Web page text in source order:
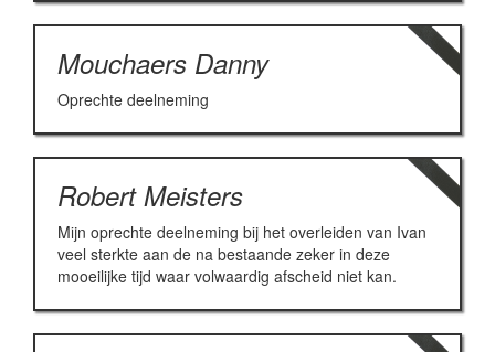
Mouchaers Danny
Oprechte deelneming
Robert Meisters
Mijn oprechte deelneming bij het overleiden van Ivan
veel sterkte aan de na bestaande zeker in deze
mooeilijke tijd waar volwaardig afscheid niet kan.